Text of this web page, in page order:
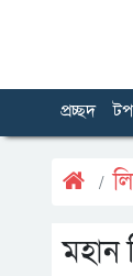
প্রচ্ছদ
মহান